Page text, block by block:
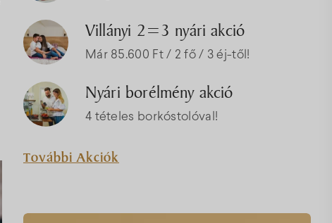
Villányi 2=3 nyári akció
Már 85.600 Ft / 2 fő / 3 éj-től!
Nyári borélmény akció
4 tételes borkóstolóval!
További Akciók